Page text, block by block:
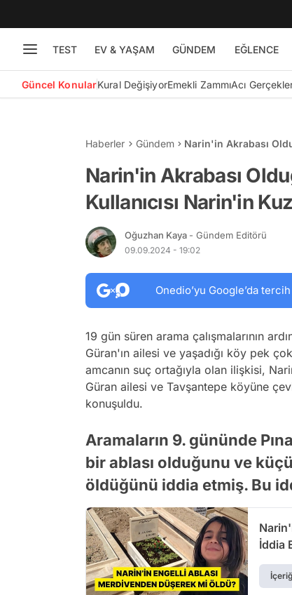
TEST EV & YAŞAM GÜNDEM EĞLENCE
Güncel KonularKural DeğişiyorEmekli ZammıAcı
Haberler Gündem
Narin'in Akrabası
Narin'in Akrabası
Kullanıcısı Narin'in
Oğuzhan Kaya - Gündem Editörü
09.09.2024 - 19:02
Onedio’yu Google’da
19 gün süren arama çalışmalarının
Güran'ın ailesi ve yaşadığı köy pek
amcanın suç ortağıyla olan ilişkisi,
Güran ailesi ve Tavşantepe köyüne
konuşuldu.
Aramaların 9. gününde
bir ablası olduğunu ve
öldüğünü iddia etmiş. Bu
İddia